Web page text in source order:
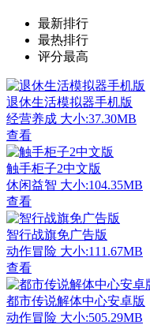
最新排行
最热排行
评分最高
退休生活模拟器手机版
经营养成 大小:37.30MB
查看
触手柜子2中文版
休闲益智 大小:104.35MB
查看
智行战旗免广告版
动作冒险 大小:111.67MB
查看
都市传说解体中心安卓版
动作冒险 大小:505.29MB